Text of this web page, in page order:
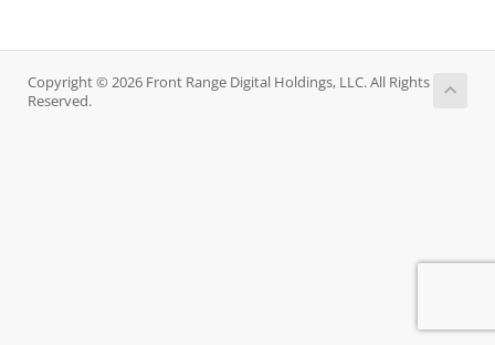
Copyright © 2026 Front Range Digital Holdings, LLC. All Rights
Reserved.